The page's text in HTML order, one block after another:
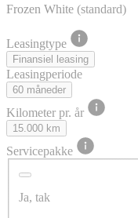
Frozen White (standard)
Leasingtype
Finansiel leasing
Leasingperiode
60 måneder
Kilometer pr. år
15.000 km
Servicepakke
Ja, tak